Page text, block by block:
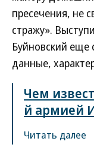
пресечения, не
стражу».
Буйновский еще
данные,
Чем
й армией
Читать далее